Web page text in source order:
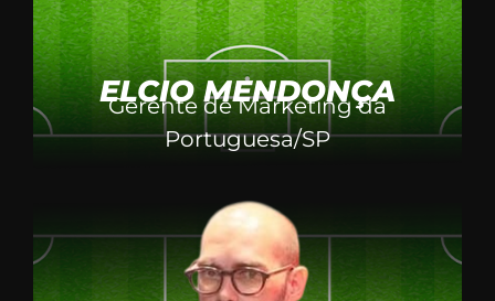
ELCIO MENDONÇA
Gerente de Marketing da
Portuguesa/SP